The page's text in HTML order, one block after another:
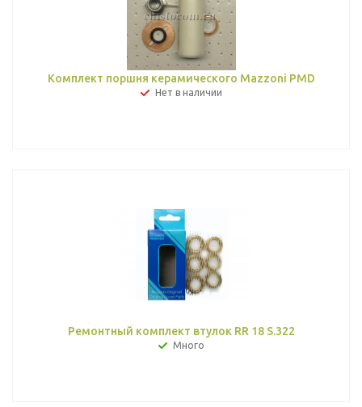
Комплект поршня керамического Mazzoni PMD
Нет в наличии
Ремонтный комплект втулок RR 18 S.322
Много